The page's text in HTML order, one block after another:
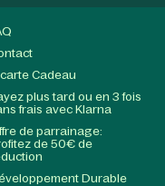
Cadeau
plus tard ou en 3 fois
frais avec Klarna
de parrainage:
de 50€ de
Durable